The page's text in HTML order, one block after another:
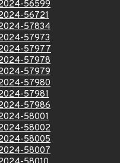
56599
56721
57834
57973
57977
57978
57979
57980
57981
57986
58001
58002
58005
58007